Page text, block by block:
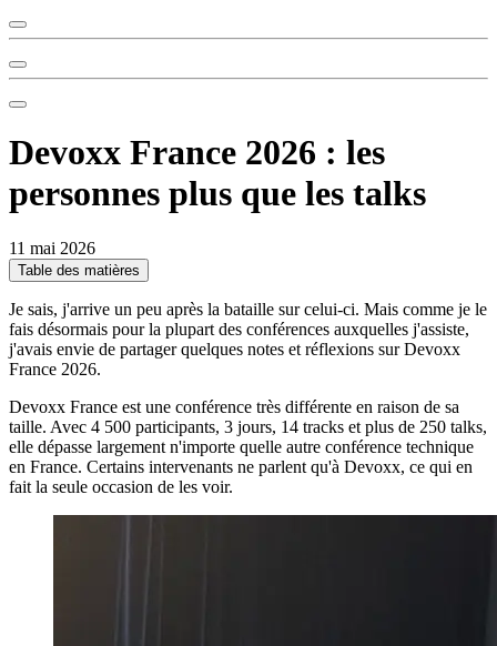
Devoxx France 2026 : les
personnes plus que les talks
11 mai 2026
Table des matières
Je sais, j'arrive un peu après la bataille sur celui-ci. Mais comme je le
fais désormais pour la plupart des conférences auxquelles j'assiste,
j'avais envie de partager quelques notes et réflexions sur Devoxx
France 2026.
Devoxx France est une conférence très différente en raison de sa
taille. Avec 4 500 participants, 3 jours, 14 tracks et plus de 250 talks,
elle dépasse largement n'importe quelle autre conférence technique
en France. Certains intervenants ne parlent qu'à Devoxx, ce qui en
fait la seule occasion de les voir.